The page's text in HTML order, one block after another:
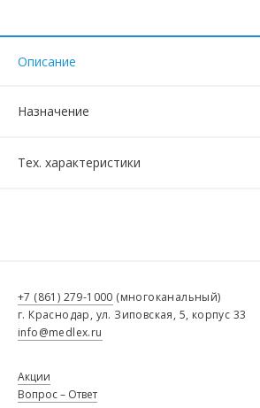
Описание
Назначение
Тех. характеристики
+7 (861) 279-1000 (многоканальный)
г. Краснодар, ул. Зиповская, 5, корпус 33
info@medlex.ru
Акции
Вопрос – Ответ